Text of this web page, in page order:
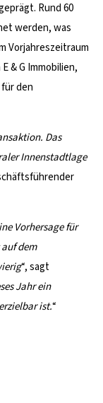
Rund 60
werden, was
Vorjahreszeitraum
& G Immobilien,
den
Das
Innenstadtlage
Vorhersage für
dem
“, sagt
Jahr ein
ist.“